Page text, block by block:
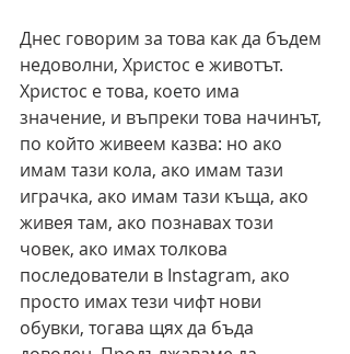
Днес говорим за това как да бъдем
недоволни, Христос е животът.
Христос е това, което има
значение, и въпреки това начинът,
по който живеем казва: но ако
имам тази кола, ако имам тази
играчка, ако имам тази къща, ако
живея там, ако познавах този
човек, ако имах толкова
последователи в Instagram, ако
просто имах тези чифт нови
обувки, тогава щях да бъда